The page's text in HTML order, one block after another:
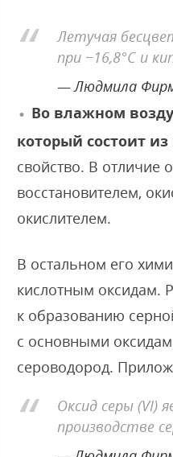
Летучая
при −16,8°C и
Людмила
Во влажном
который состоит
свойство. В отличие
восстановителем,
окислителем.
В остальном его
кислотным оксидам.
к образованию
с основными
сероводород.
Оксид серы (VI)
производстве